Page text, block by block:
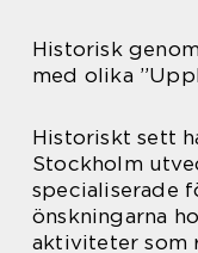
Historisk
med olika
Historiskt sett
Stockholm
specialiserade
önskningarna
aktiviteter som